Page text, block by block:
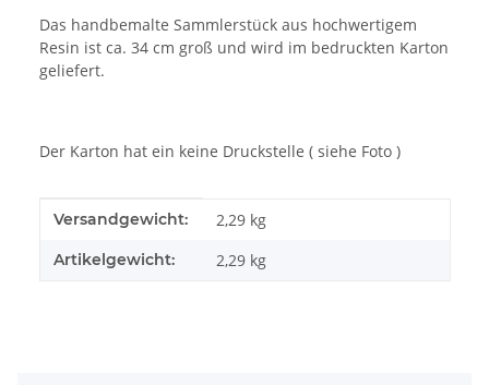
Das handbemalte Sammlerstück aus hochwertigem
Resin ist ca. 34 cm groß und wird im bedruckten Karton
geliefert.
Der Karton hat ein keine Druckstelle ( siehe Foto )
Produkteigenschaft
Wert
Versandgewicht: 2,29 kg
Artikelgewicht: 2,29 kg